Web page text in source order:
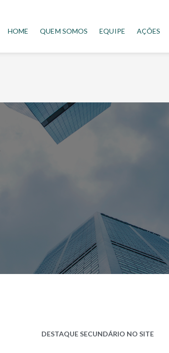
HOME QUEM SOMOS EQUIPE AÇÕES
DESTAQUE SECUNDÁRIO NO SITE